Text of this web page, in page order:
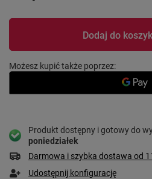
Dodaj do
Możesz kupić także poprzez:
Produkt dostępny i gotowy do
poniedziałek
Darmowa i szybka dostawa od
Udostępnij konfigurację